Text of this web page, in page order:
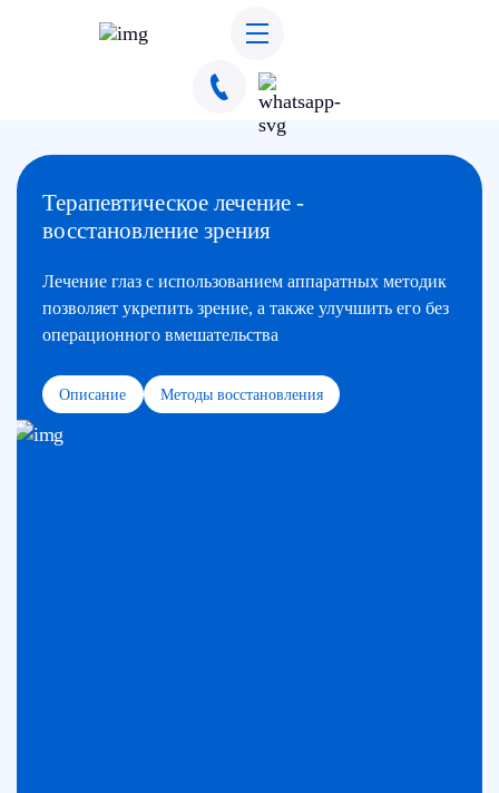
Терапевтическое лечение -
восстановление зрения
Лечение глаз с использованием аппаратных методик
позволяет укрепить зрение, а также улучшить его без
операционного вмешательства
Описание Методы восстановления